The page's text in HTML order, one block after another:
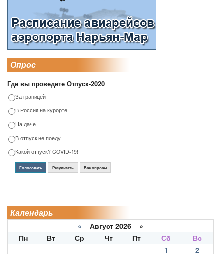
Опрос
Где вы проведете Отпуск-2020
За границей
В России на курорте
На даче
В отпуск не поеду
Какой отпуск? COVID-19!
Голосовать Результаты Все опросы
Календарь
« Август 2026 »
Пн
Вт Ср Чт Пт Сб
Вс
1
2